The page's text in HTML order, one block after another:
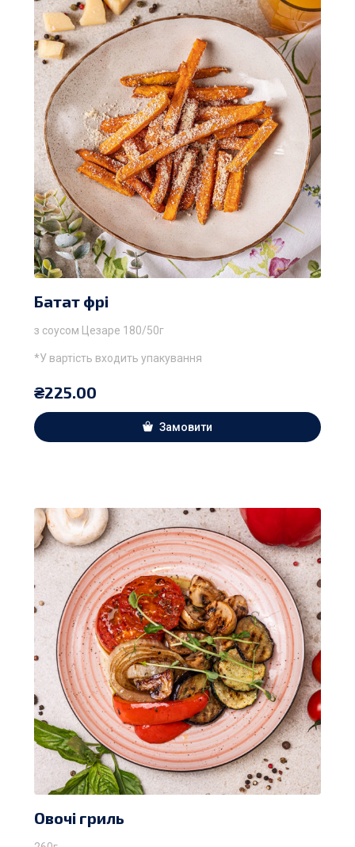
Батат фрі
з соусом Цезаре 180/50г
*У вартість входить упакування
₴225.00
Замовити
Овочі гриль